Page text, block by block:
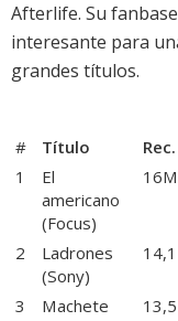
Afterlife. Su
interesante para
grandes títulos.
# Título Rec.
1
El
americano
(Focus)
2
Ladrones
(Sony)
3
Machete